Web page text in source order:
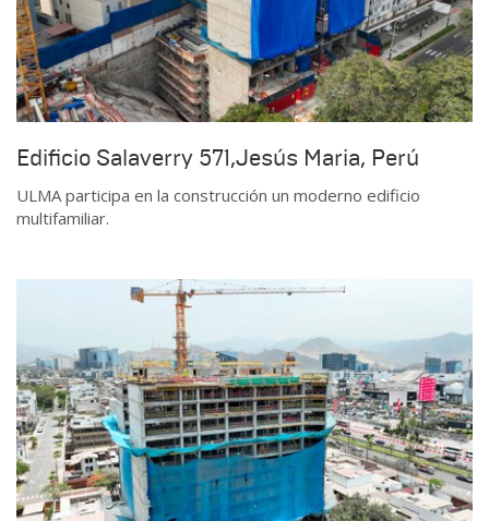
Edificio Salaverry 571,Jesús Maria, Perú
ULMA participa en la construcción un moderno edificio
multifamiliar.